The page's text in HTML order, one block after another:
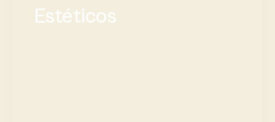
Estéticos